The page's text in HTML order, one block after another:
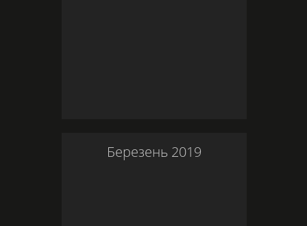
Березень 2019